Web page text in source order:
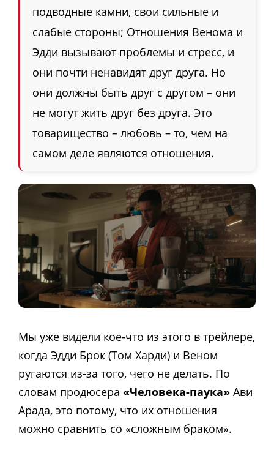
подводные камни, свои сильные и
слабые стороны; Отношения Венома и
Эдди вызывают проблемы и стресс, и
они почти ненавидят друг друга. Но
они должны быть друг с другом – они
не могут жить друг без друга. Это
товарищество – любовь – то, чем на
самом деле являются отношения.
Мы уже видели кое-что из этого в трейлере,
когда Эдди Брок (Том Харди) и Веном
ругаются из-за того, чего не делать. По
словам продюсера «Человека-паука» Ави
Арада, это потому, что их отношения
можно сравнить со «сложным браком».